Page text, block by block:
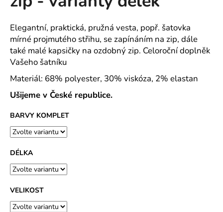
z
hvězdiček.
Elegantní, praktická, pružná vesta, popř. šatovka
mírné projmutého střihu, se zapínáním na zip, dále
také malé kapsičky na ozdobný zip. Celoroční doplněk
Vašeho šatníku
Materiál: 68% polyester, 30% viskóza, 2% elastan
Ušijeme v České republice.
BARVY KOMPLET
DÉLKA
VELIKOST
j
e
m
e
RESIST
HEAVY
POLO
POLOKOŠILE
PÁNSKÁ
PIQUE,
100
PŘEDSRÁŽENÁ
BAVLNA
-
18
BAREV
500
Kč